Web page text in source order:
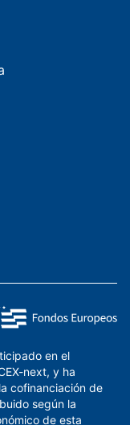
en el
next, y ha
cofinanciación de
según la
de esta